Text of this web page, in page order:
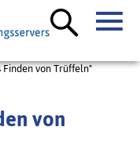
Finden von Trüffeln"
von